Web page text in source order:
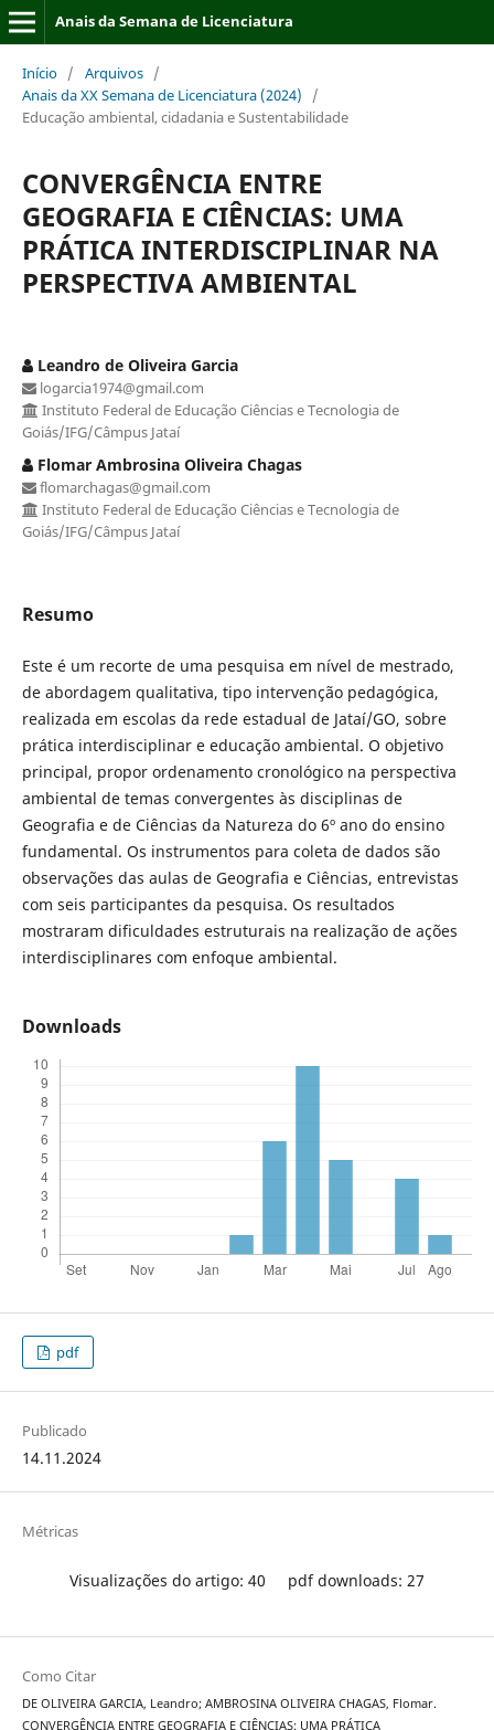
Anais da Semana de Licenciatura
Início / Arquivos /
Anais da XX Semana de Licenciatura (2024)
/
Educação ambiental, cidadania e Sustentabilidade
CONVERGÊNCIA ENTRE
GEOGRAFIA E CIÊNCIAS: UMA
PRÁTICA INTERDISCIPLINAR NA
PERSPECTIVA AMBIENTAL
Leandro de Oliveira Garcia
logarcia1974@gmail.com
Instituto Federal de Educação Ciências e Tecnologia de
Goiás/IFG/Câmpus Jataí
Flomar Ambrosina Oliveira Chagas
flomarchagas@gmail.com
Instituto Federal de Educação Ciências e Tecnologia de
Goiás/IFG/Câmpus Jataí
Resumo
Este é um recorte de uma pesquisa em nível de mestrado,
de abordagem qualitativa, tipo intervenção pedagógica,
realizada em escolas da rede estadual de Jataí/GO, sobre
prática interdisciplinar e educação ambiental. O objetivo
principal, propor ordenamento cronológico na perspectiva
ambiental de temas convergentes às disciplinas de
Geografia e de Ciências da Natureza do 6º ano do ensino
fundamental. Os instrumentos para coleta de dados são
observações das aulas de Geografia e Ciências, entrevistas
com seis participantes da pesquisa. Os resultados
mostraram dificuldades estruturais na realização de ações
interdisciplinares com enfoque ambiental.
Downloads
pdf
Publicado
14.11.2024
Métricas
Visualizações do artigo: 40 pdf downloads: 27
Como Citar
DE OLIVEIRA GARCIA, Leandro; AMBROSINA OLIVEIRA CHAGAS, Flomar.
CONVERGÊNCIA ENTRE GEOGRAFIA E CIÊNCIAS: UMA PRÁTICA